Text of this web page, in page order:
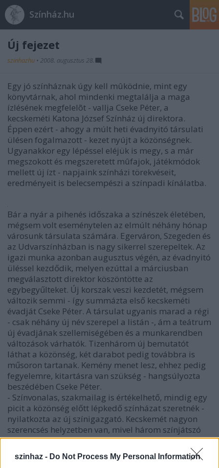
szinhaz - Do Not Process My Personal Information
Színház.hu
Új fejezet
szinhazhu • 2008. augusztus 28.
Egy jó színháznak úgy kell mûködnie, mint egy
könyvtárnak, ahol mindenki megtalálja a maga
ízlésének megfelelõt - vallja Cseke Péter, a
kecskeméti Katona József Színház új direktora.
Éppen ezért - ahogy a múlt heti évadnyitó társulati
ülésen fogalmazott - kezet nyújt a közönségnek.
Ugyanakkor egy lépéssel eléjük is megy, s a már
megszokott és megszeretett mûfajok, játékmódok
mellett új ízt - napjaink színházi törekvéseit,
eredményeit is belecsempészi a színpadi kínálatba.
Bár a nyár a pihenés időszaka a színészek életében,
mégsem volt eseménytelen az elmúlt néhány hónap
városunk társulata számára. Egerváron, Szegeden és
az Udvarszínházban is nagy sikerrel szerepeltek. Az
igazi munka azonban augusztus végén, az évadnyitó
üléssel kezdődik, melyen ezúttal a márciusban
megválasztott direktor köszöntötte az
egybegyűlteket. Új korszak veszi kezdetét, mégsem
változik semmi - így summázta első kecskeméti
évadját Cseke Péter. A társulat ugyanis marad a régi
- csak néhány új név szerepel a listán -, ám a teátrum
új évadjának szellemiségében és a munkarendben
változások várhatók. Tizenhárom új bemutatót
láthat a közönség, két darabot pedig továbbra is
műsoron tartanak. Kemény menet lesz, ehhez pedig
fegyelemre, kitartásra van szükség - hangsúlyozta
beszédében Cseke Péter.
- Színvonalas, szakmailag is értékelhető, mindig egy
picit a közönség előtt lépkedő színházat szeretnék -
nyilatkozta az új színigazgató. Kecskemét nagyon
szerencsés helyzetben van, mivel három színjátszó
hellyel is rendelkezik. A Nagyszínház tökéletes teret
nyújt a klasszikus, jó értelemben vett népszínházi
műveknek. A két kisebb színpadon pedig